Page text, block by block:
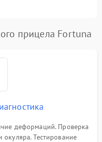
прицела Fortuna
деформаций. Проверка
окуляра. Тестирование